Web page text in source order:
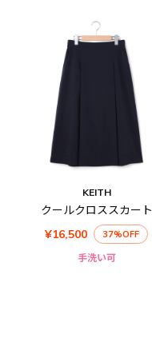
KEITH
クールクロススカート
¥16,500
37%OFF
手洗い可